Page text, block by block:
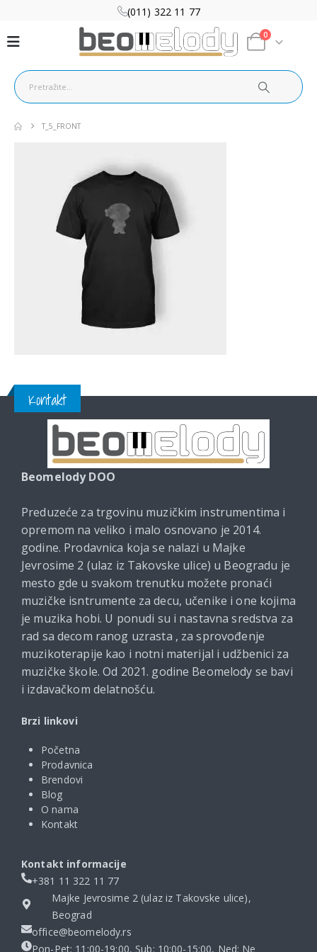
(011) 322 11 77
0
T_5_FRONT
Kontakt
Beomelody DOO
Preduzeće za trgovinu muzičkim instrumentima i
opremom na veliko i malo osnovano je 2014.
godine. Prodavnica koja se nalazi u Majke
Jevrosime 2 (ulaz iz Takovske ulice) u Beogradu je
mesto gde u svakom trenutku možete pronaći
muzičke isntrumente za decu, učenike i one kojima
je muzika hobi. U ponudi su i nastavna sredstva za
rad sa decom ranog uzrasta , za sprovođenje
muzikoterapije kao i notni materijal i udžbenici za
muzičke škole. Od 2021. godine Beomelody se bavi
i izdavačkom delatnošću.
Brzi linkovi
Početna
Prodavnica
Brendovi
Blog
O nama
Kontakt
Kontakt informacije
+381 11 322 11 77
Majke Jevrosime 2 (ulaz iz Takovske ulice),
Beograd
office@beomelody.rs
Pon-Pet: 11:00-19:00, Sub: 10:00-15:00, Ned: Ne